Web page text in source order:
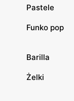
Pastele
Funko pop
Barilla
Żelki